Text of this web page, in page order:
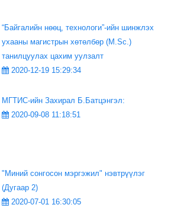
“Байгалийн нөөц, технологи”-ийн шинжлэх
ухааны магистрын хөтөлбөр (M.Sc.)
танилцуулах цахим уулзалт
2020-12-19 15:29:34
МГТИС-ийн Захирал Б.Батцэнгэл:
2020-09-08 11:18:51
"Миний сонгосон мэргэжил" нэвтрүүлэг
(Дугаар 2)
2020-07-01 16:30:05